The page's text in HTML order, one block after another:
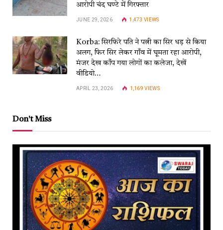
आरोपी चंद घण्टे में गिरफ्तार
JUNE 29, 2026 1,473VIEWS
Korba: सिरफिरे पति ने पत्नी का सिर धड़ से किया
अलग, फिर सिर लेकर गाँव में घूमता रहा आरोपी,
मंजर देख काँप गया लोगों का कलेजा, देखें
वीडियो…
APRIL 23, 2026 1,169VIEWS
Don't Miss